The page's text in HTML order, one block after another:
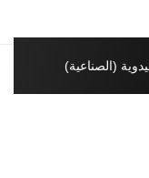
(الصناعية)